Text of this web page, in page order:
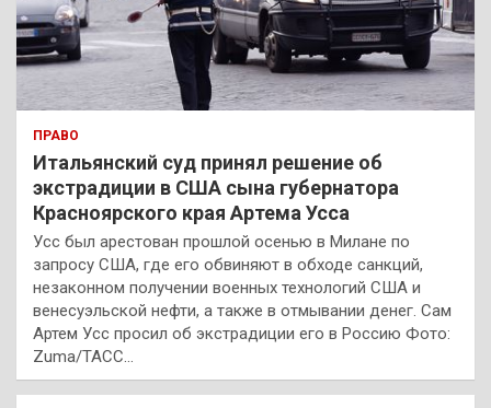
ПРАВО
Итальянский суд принял решение об
экстрадиции в США сына губернатора
Красноярского края Артема Усса
Усс был арестован прошлой осенью в Милане по
запросу США, где его обвиняют в обходе санкций,
незаконном получении военных технологий США и
венесуэльской нефти, а также в отмывании денег. Сам
Артем Усс просил об экстрадиции его в Россию Фото:
Zuma/ТАСС…